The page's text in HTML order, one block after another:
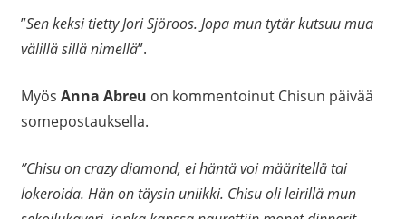
”Sen keksi tietty Jori Sjöroos. Jopa mun tytär kutsuu mua
välillä sillä nimellä”.
Myös Anna Abreu on kommentoinut Chisun päivää
somepostauksella.
”Chisu on crazy diamond, ei häntä voi määritellä tai
lokeroida. Hän on täysin uniikki. Chisu oli leirillä mun